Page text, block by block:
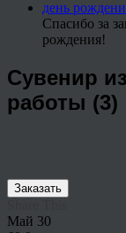
Спасибо за
рождения!
Сувенир
работы (3)
Заказать
Май 30